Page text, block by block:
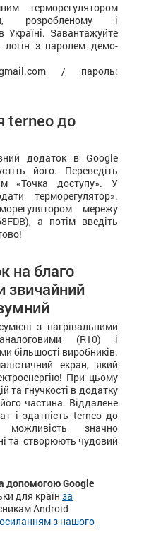
терморегулятором
розробленому і
Україні. Завантажуйте
логін з паролем демо-
/ пароль:
terneo до
додаток в Google
його. Переведіть
«Точка доступу». У
терморегулятор».
мережу
а потім введіть
на благо
звичайний
з нагрівальними
(R10) і
більшості виробників.
екран, який
При цьому
та гнучкості в додатку
частина. Віддалене
і здатність terneo до
значно
та створюють чудовий
допомогою Google
для країн за
Android
з нашого